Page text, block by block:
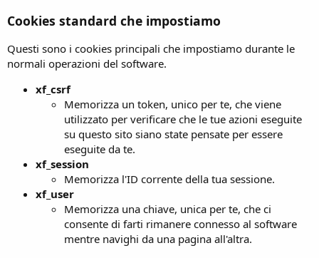
Cookies standard che impostiamo
Questi sono i cookies principali che impostiamo durante le
normali operazioni del software.
xf_csrf
Memorizza un token, unico per te, che viene
utilizzato per verificare che le tue azioni eseguite
su questo sito siano state pensate per essere
eseguite da te.
xf_session
Memorizza l'ID corrente della tua sessione.
xf_user
Memorizza una chiave, unica per te, che ci
consente di farti rimanere connesso al software
mentre navighi da una pagina all'altra.